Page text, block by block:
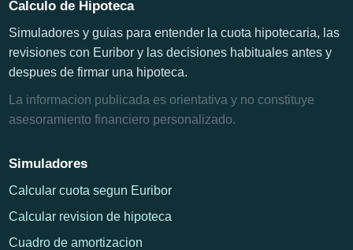
Calculo de Hipoteca
Simuladores y guias para entender la cuota hipotecaria, las
revisiones con Euribor y las decisiones habituales antes y
despues de firmar una hipoteca.
La informacion publicada es orientativa y no constituye
asesoramiento financiero personalizado.
Simuladores
Calcular cuota segun Euribor
Calcular revision de hipoteca
Cuadro de amortizacion